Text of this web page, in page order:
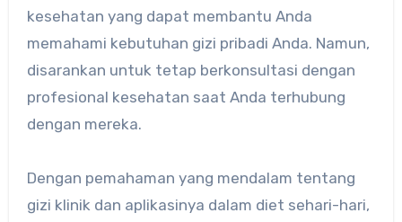
kesehatan yang dapat membantu Anda
memahami kebutuhan gizi pribadi Anda. Namun,
disarankan untuk tetap berkonsultasi dengan
profesional kesehatan saat Anda terhubung
dengan mereka.
Dengan pemahaman yang mendalam tentang
gizi klinik dan aplikasinya dalam diet sehari-hari,